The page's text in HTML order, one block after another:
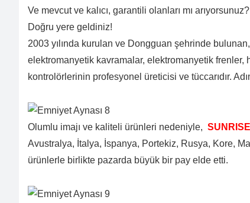
Ve mevcut ve kalıcı, garantili olanları mı arıyorsunuz?
Doğru yere geldiniz!
2003 yılında kurulan ve Dongguan şehrinde bulunan,
elektromanyetik kavramalar, elektromanyetik frenler,
kontrolörlerinin profesyonel üreticisi ve tüccarıdır.
Olumlu imajı ve kaliteli ürünleri nedeniyle,
Avustralya, İtalya, İspanya, Portekiz, Rusya, Kore,
ürünlerle birlikte pazarda büyük bir pay elde etti.